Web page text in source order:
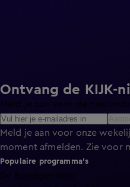
Ontvang de KIJK-
Meld je aan voor de
Meld je aan voor onze
moment afmelden. Zie voor
Populaire programma's